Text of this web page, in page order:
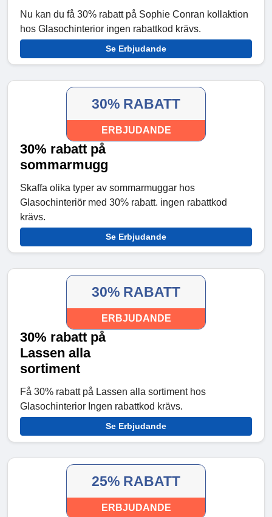
Nu kan du få 30% rabatt på Sophie Conran kollaktion
hos Glasochinterior ingen rabattkod krävs.
Se Erbjudande
30% RABATT
ERBJUDANDE
30% rabatt på
sommarmugg
Skaffa olika typer av sommarmuggar hos
Glasochinteriör med 30% rabatt. ingen rabattkod
krävs.
Se Erbjudande
30% RABATT
ERBJUDANDE
30% rabatt på
Lassen alla
sortiment
Få 30% rabatt på Lassen alla sortiment hos
Glasochinterior Ingen rabattkod krävs.
Se Erbjudande
25% RABATT
ERBJUDANDE